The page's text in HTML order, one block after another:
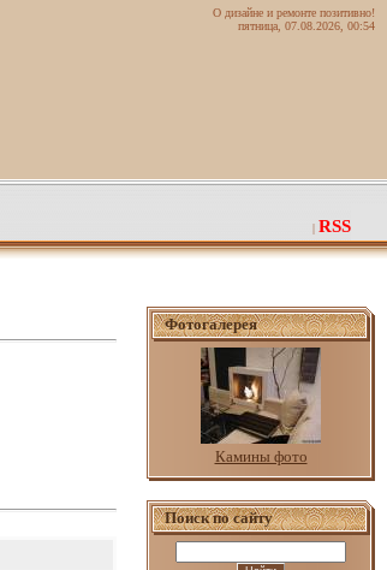
О дизайне и ремонте позитивно!
пятница, 07.08.2026, 00:54
| RSS
Фотогалерея
Камины фото
Поиск по сайту